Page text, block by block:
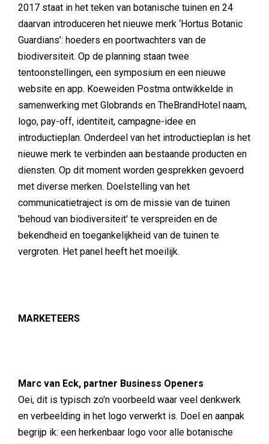
2017 staat in het teken van botanische tuinen en 24
daarvan introduceren het nieuwe merk ‘Hortus Botanic
Guardians’: hoeders en poortwachters van de
biodiversiteit. Op de planning staan twee
tentoonstellingen, een symposium en een nieuwe
website en app. Koeweiden Postma ontwikkelde in
samenwerking met Globrands en TheBrandHotel naam,
logo, pay-off, identiteit, campagne-idee en
introductieplan. Onderdeel van het introductieplan is het
nieuwe merk te verbinden aan bestaande producten en
diensten. Op dit moment worden gesprekken gevoerd
met diverse merken. Doelstelling van het
communicatietraject is om de missie van de tuinen
'behoud van biodiversiteit' te verspreiden en de
bekendheid en toegankelijkheid van de tuinen te
vergroten. Het panel heeft het moeilijk.
MARKETEERS
Marc van Eck, partner Business Openers
Oei, dit is typisch zo'n voorbeeld waar veel denkwerk
en verbeelding in het logo verwerkt is. Doel en aanpak
begrijp ik: een herkenbaar logo voor alle botanische